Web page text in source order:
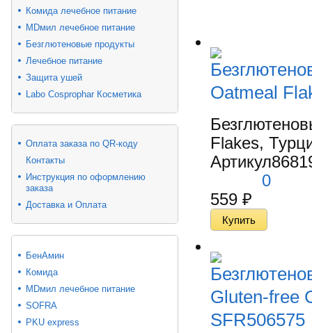
Комида лечебное питание
MDмил лечебное питание
Безглютеновые продукты
Лечебное питание
Защита ушей
Labo Cosprophar Косметика
Оплата заказа по QR-коду
Контакты
Инструкция по оформлению
заказа
Доставка и Оплата
БенАмин
Комида
MDмил лечебное питание
SOFRA
PKU express
Oatmeal
Flakes,
Артикул
0
559 ₽
Gluten-free
SFR506575